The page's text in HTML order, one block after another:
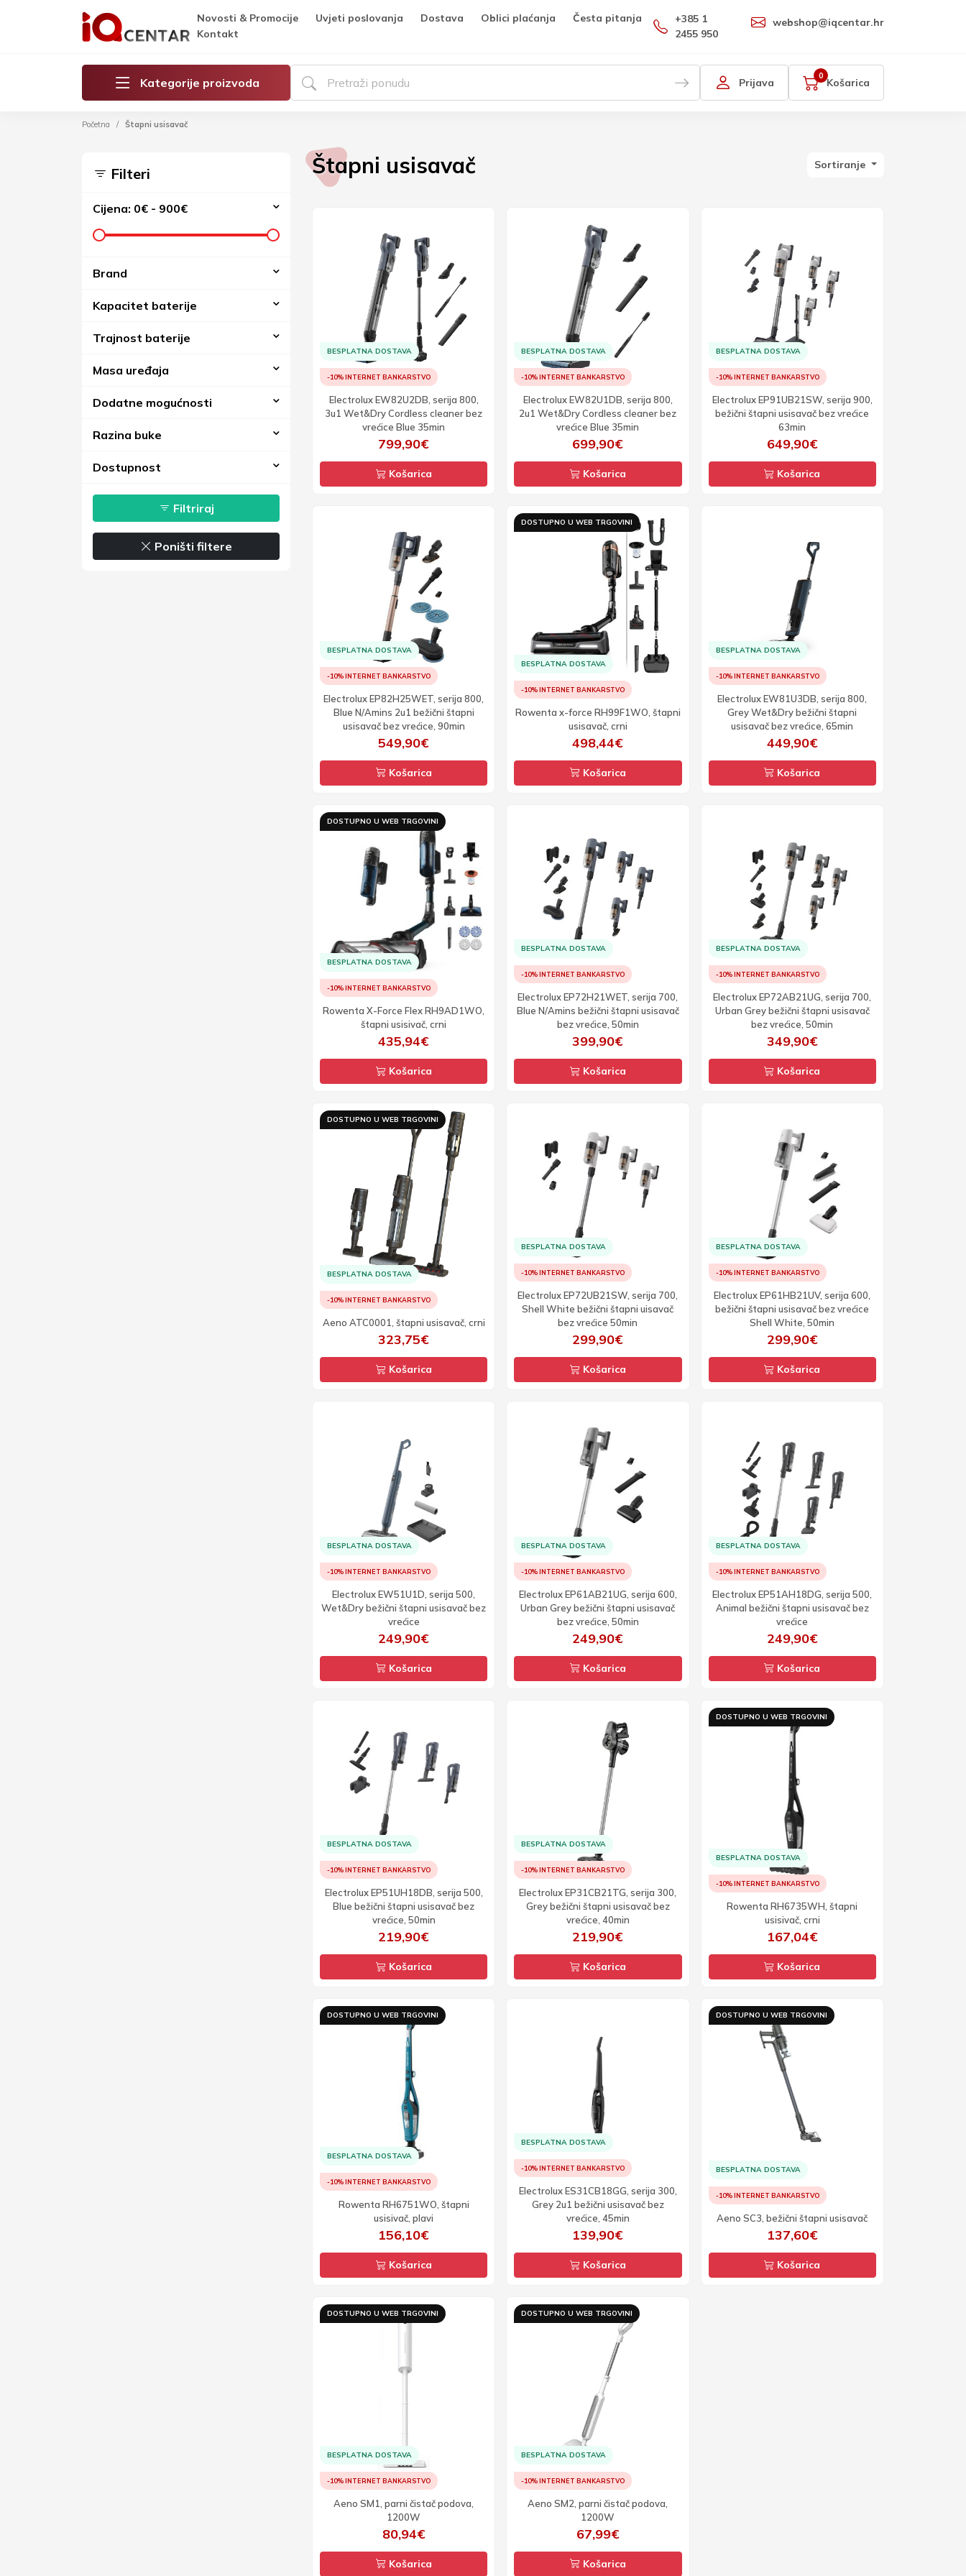
Novosti & Promocije Uvjeti poslovanja Dostava Oblici plaćanja
Česta pitanja
Kontakt
+385 1
2455 950
webshop@iqcentar.hr
Kategorije proizvoda Prijava Košarica
0
Početna Štapni usisavač
Filteri
Cijena: 0€ - 900€
Brand
Kapacitet baterije
Trajnost baterije
Masa uređaja
Dodatne mogućnosti
Razina buke
Dostupnost
Filtriraj
Poništi filtere
Štapni usisavač Sortiranje
BESPLATNA DOSTAVA
-10% INTERNET BANKARSTVO
Electrolux EW82U2DB, serija 800,
3u1 Wet&Dry Cordless cleaner bez
vrećice Blue 35min
799,90€
Košarica
BESPLATNA DOSTAVA
-10% INTERNET BANKARSTVO
Electrolux EW82U1DB, serija 800,
2u1 Wet&Dry Cordless cleaner bez
vrećice Blue 35min
699,90€
Košarica
BESPLATNA DOSTAVA
-10% INTERNET BANKARSTVO
Electrolux EP91UB21SW, serija 900,
bežični štapni usisavač bez vrećice
63min
649,90€
Košarica
BESPLATNA DOSTAVA
-10% INTERNET BANKARSTVO
Electrolux EP82H25WET, serija 800,
Blue N/Amins 2u1 bežični štapni
usisavač bez vrećice, 90min
549,90€
Košarica
DOSTUPNO U WEB TRGOVINI
BESPLATNA DOSTAVA
-10% INTERNET BANKARSTVO
Rowenta x-force RH99F1WO, štapni
usisavač, crni
498,44€
Košarica
BESPLATNA DOSTAVA
-10% INTERNET BANKARSTVO
Electrolux EW81U3DB, serija 800,
Grey Wet&Dry bežični štapni
usisavač bez vrećice, 65min
449,90€
Košarica
DOSTUPNO U WEB TRGOVINI
BESPLATNA DOSTAVA
-10% INTERNET BANKARSTVO
Rowenta X-Force Flex RH9AD1WO,
štapni usisivač, crni
435,94€
Košarica
BESPLATNA DOSTAVA
-10% INTERNET BANKARSTVO
Electrolux EP72H21WET, serija 700,
Blue N/Amins bežični štapni usisavač
bez vrećice, 50min
399,90€
Košarica
BESPLATNA DOSTAVA
-10% INTERNET BANKARSTVO
Electrolux EP72AB21UG, serija 700,
Urban Grey bežični štapni usisavač
bez vrećice, 50min
349,90€
Košarica
DOSTUPNO U WEB TRGOVINI
BESPLATNA DOSTAVA
-10% INTERNET BANKARSTVO
Aeno ATC0001, štapni usisavač, crni
323,75€
Košarica
BESPLATNA DOSTAVA
-10% INTERNET BANKARSTVO
Electrolux EP72UB21SW, serija 700,
Shell White bežični štapni uisavač
bez vrećice 50min
299,90€
Košarica
BESPLATNA DOSTAVA
-10% INTERNET BANKARSTVO
Electrolux EP61HB21UV, serija 600,
bežični štapni usisavač bez vrećice
Shell White, 50min
299,90€
Košarica
BESPLATNA DOSTAVA
-10% INTERNET BANKARSTVO
Electrolux EW51U1D, serija 500,
Wet&Dry bežični štapni usisavač bez
vrećice
249,90€
Košarica
BESPLATNA DOSTAVA
-10% INTERNET BANKARSTVO
Electrolux EP61AB21UG, serija 600,
Urban Grey bežični štapni usisavač
bez vrećice, 50min
249,90€
Košarica
BESPLATNA DOSTAVA
-10% INTERNET BANKARSTVO
Electrolux EP51AH18DG, serija 500,
Animal bežični štapni usisavač bez
vrećice
249,90€
Košarica
BESPLATNA DOSTAVA
-10% INTERNET BANKARSTVO
Electrolux EP51UH18DB, serija 500,
Blue bežični štapni usisavač bez
vrećice, 50min
219,90€
Košarica
BESPLATNA DOSTAVA
-10% INTERNET BANKARSTVO
Electrolux EP31CB21TG, serija 300,
Grey bežični štapni usisavač bez
vrećice, 40min
219,90€
Košarica
DOSTUPNO U WEB TRGOVINI
BESPLATNA DOSTAVA
-10% INTERNET BANKARSTVO
Rowenta RH6735WH, štapni
usisivač, crni
167,04€
Košarica
DOSTUPNO U WEB TRGOVINI
BESPLATNA DOSTAVA
-10% INTERNET BANKARSTVO
Rowenta RH6751WO, štapni
usisivač, plavi
156,10€
Košarica
BESPLATNA DOSTAVA
-10% INTERNET BANKARSTVO
Electrolux ES31CB18GG, serija 300,
Grey 2u1 bežični usisavač bez
vrećice, 45min
139,90€
Košarica
DOSTUPNO U WEB TRGOVINI
BESPLATNA DOSTAVA
-10% INTERNET BANKARSTVO
Aeno SC3, bežični štapni usisavač
137,60€
Košarica
DOSTUPNO U WEB TRGOVINI
BESPLATNA DOSTAVA
-10% INTERNET BANKARSTVO
Aeno SM1, parni čistač podova,
1200W
80,94€
Košarica
DOSTUPNO U WEB TRGOVINI
BESPLATNA DOSTAVA
-10% INTERNET BANKARSTVO
Aeno SM2, parni čistač podova,
1200W
67,99€
Košarica